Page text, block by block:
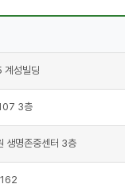
계성빌딩
3층
생명존중센터 3층